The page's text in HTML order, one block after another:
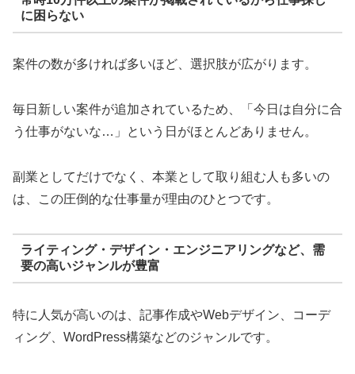
に困らない
案件の数が多ければ多いほど、選択肢が広がります。
毎日新しい案件が追加されているため、「今日は自分に合
う仕事がないな…」という日がほとんどありません。
副業としてだけでなく、本業として取り組む人も多いの
は、この圧倒的な仕事量が理由のひとつです。
ライティング・デザイン・エンジニアリングなど、需
要の高いジャンルが豊富
特に人気が高いのは、記事作成やWebデザイン、コーデ
ィング、WordPress構築などのジャンルです。